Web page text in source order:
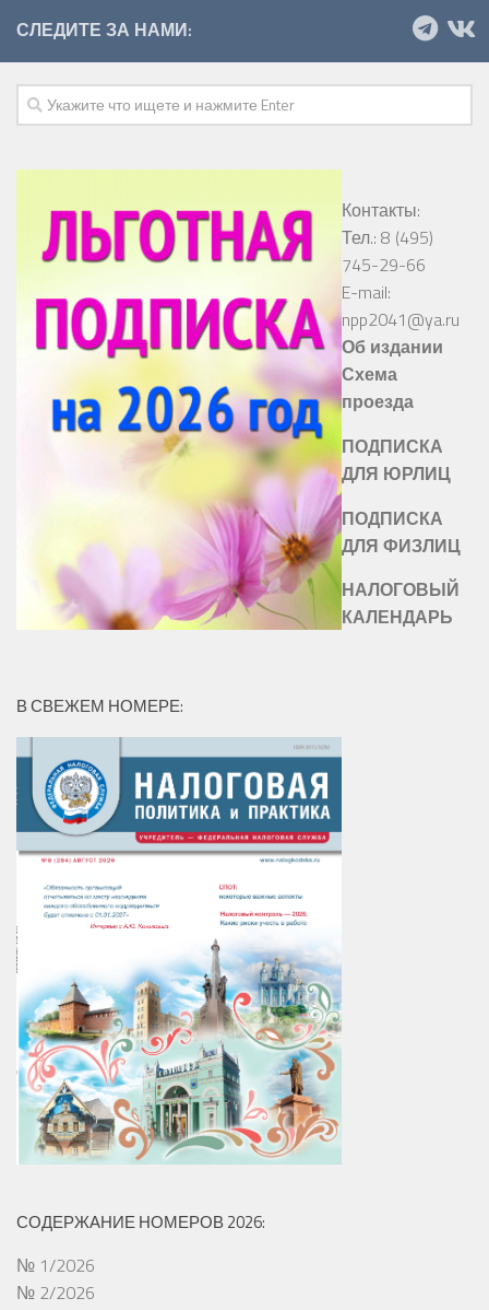
СЛЕДИТЕ ЗА НАМИ:
Контакты:
Тел.: 8 (495)
745-29-66
E-mail:
npp2041@ya.ru
Об издании
Схема
проезда
ПОДПИСКА
ДЛЯ ЮРЛИЦ
ПОДПИСКА
ДЛЯ ФИЗЛИЦ
НАЛОГОВЫЙ
КАЛЕНДАРЬ
В СВЕЖЕМ НОМЕРЕ:
СОДЕРЖАНИЕ НОМЕРОВ 2026:
№ 1/2026
№ 2/2026